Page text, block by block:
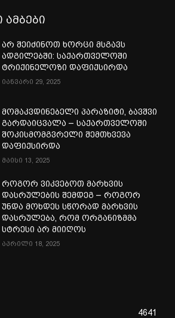
არ შეიძინოთ ხორცი მსგავს
ადგილებში: საქართველოში
ტრიქინელოზი დაფიქსირდა
იანვარი 29, 2025
მომაკვდინებელი პარაზიტი, ბავშვი
გარდაიცვალა – საქართველოში
შოკისმომგვრელი შემთხვევა
დაფიქსირდა
მაისი 13, 2025
როგორ ვიკვებოთ მარხვის
დასრულების შემდეგ – როგორ
უნდა მოხდეს სწორად მარხვის
დასრულება, რომ ორგანიზმმა
სტრესი არ მიიღოს
აპრილი 18, 2025
4641